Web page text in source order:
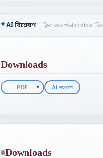
✦AI বিশ্লেষণ · ক্লিক করে পড়ার সহায়তা নিন
Downloads
PDF AI সংলাপে
Downloads